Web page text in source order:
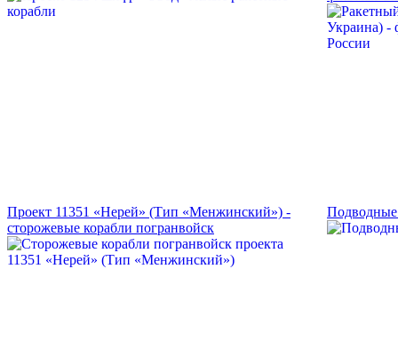
Проект 11351 «Нерей» (Тип «Менжинский») -
сторожевые корабли погранвойск
Подводные